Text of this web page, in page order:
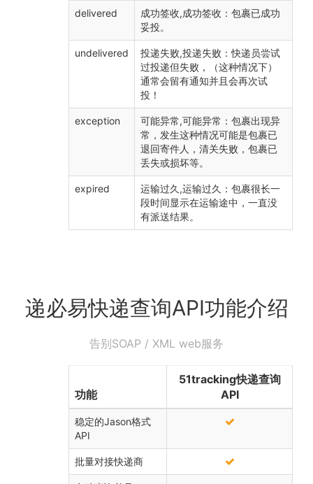
delivered
成功签收,成功签收：包裹已成功
妥投。
undelivered
投递失败,投递失败：快递员尝试
过投递但失败，（这种情况下）
通常会留有通知并且会再次试
投！
exception
可能异常,可能异常：包裹出现异
常，发生这种情况可能是包裹已
退回寄件人，清关失败，包裹已
丢失或损坏等。
expired
运输过久,运输过久：包裹很长一
段时间显示在运输途中，一直没
有派送结果。
递必易快递查询API功能介绍
告别SOAP / XML web服务
功能
51tracking快递查询
API
稳定的Jason格式
API
批量对接快递商